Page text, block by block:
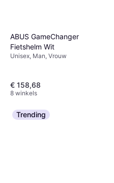
ABUS GameChanger
Fietshelm Wit
Unisex, Man, Vrouw
€ 158,68
8 winkels
Trending